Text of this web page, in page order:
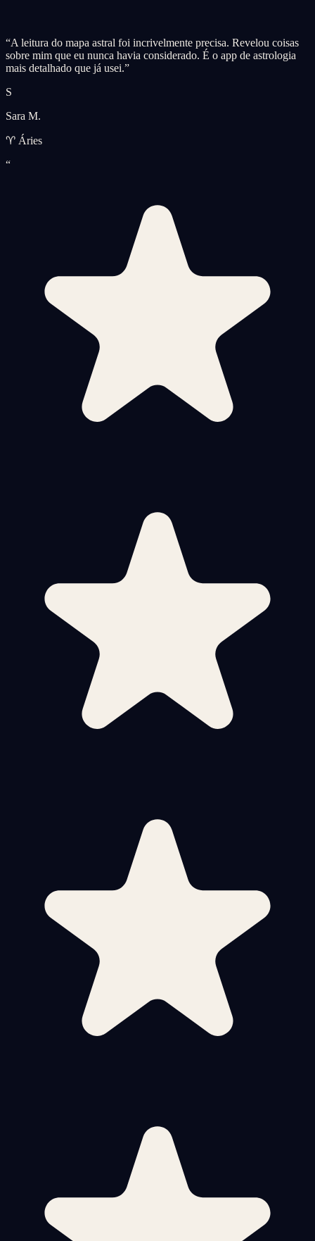
“A leitura do mapa astral foi incrivelmente precisa. Revelou coisas
sobre mim que eu nunca havia considerado. É o app de astrologia
mais detalhado que já usei.”
S
Sara M.
♈ Áries
“